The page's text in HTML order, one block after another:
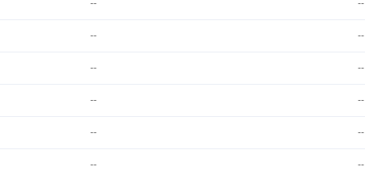
-- --
-- --
-- --
-- --
-- --
-- --